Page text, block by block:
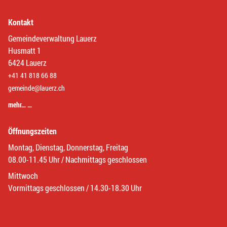
Kontakt
Gemeindeverwaltung Lauerz
Husmatt 1
6424 Lauerz
+41 41 818 66 88
gemeinde@lauerz.ch
mehr… …
Öffnungszeiten
Montag, Dienstag, Donnerstag, Freitag
08.00-11.45 Uhr / Nachmittags geschlossen
Mittwoch
Vormittags geschlossen / 14.30-18.30 Uhr